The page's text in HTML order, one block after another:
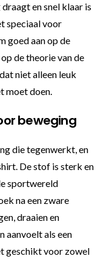
en snel klaar is
speciaal voor
goed aan op de
de theorie van de
niet alleen leuk
moet doen.
beweging
die tegenwerkt, en
De stof is sterk en
sportwereld
na een zware
draaien en
aanvoelt als een
geschikt voor zowel